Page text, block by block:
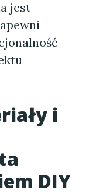
jest
—
i
DIY